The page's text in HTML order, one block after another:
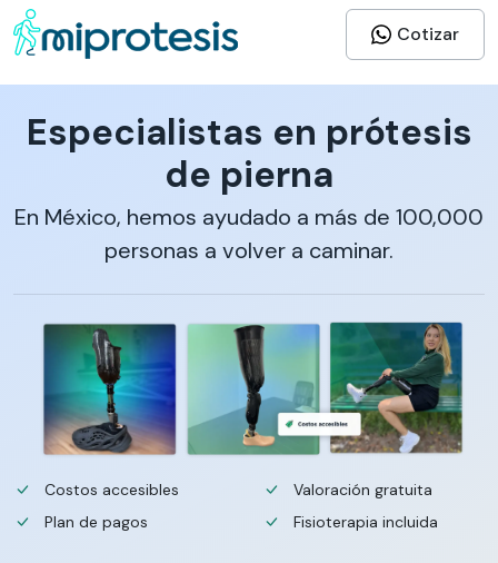
Cotizar
Especialistas en prótesis
de pierna
En México, hemos ayudado a más de 100,000
personas a volver a caminar.
Costos accesibles
Plan de pagos
Valoración gratuita
Fisioterapia incluida